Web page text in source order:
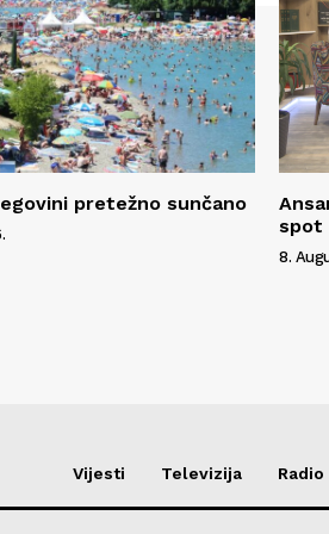
pretežno sunčano
spot
8.
Vijesti Televizija Radio